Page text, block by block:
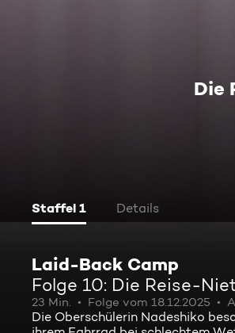
Die
Staffel 1 Details
Laid-Back Camp
Folge 10: Die Reise-
23 Min. Folge vom 18.12.2025
Die Oberschülerin Nadeshiko